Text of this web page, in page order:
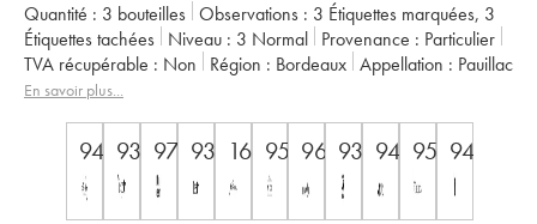
Quantité : 3 bouteilles Observations : 3 Étiquettes marquées, 3
Étiquettes tachées
Niveau : 3 Normal Provenance : particulier
TVA récupérable :
non Région : Bordeaux Appellation : Pauillac
Classement :
En savoir plus...
94 93 97 93 16.5++
95 96 93 94 95 94